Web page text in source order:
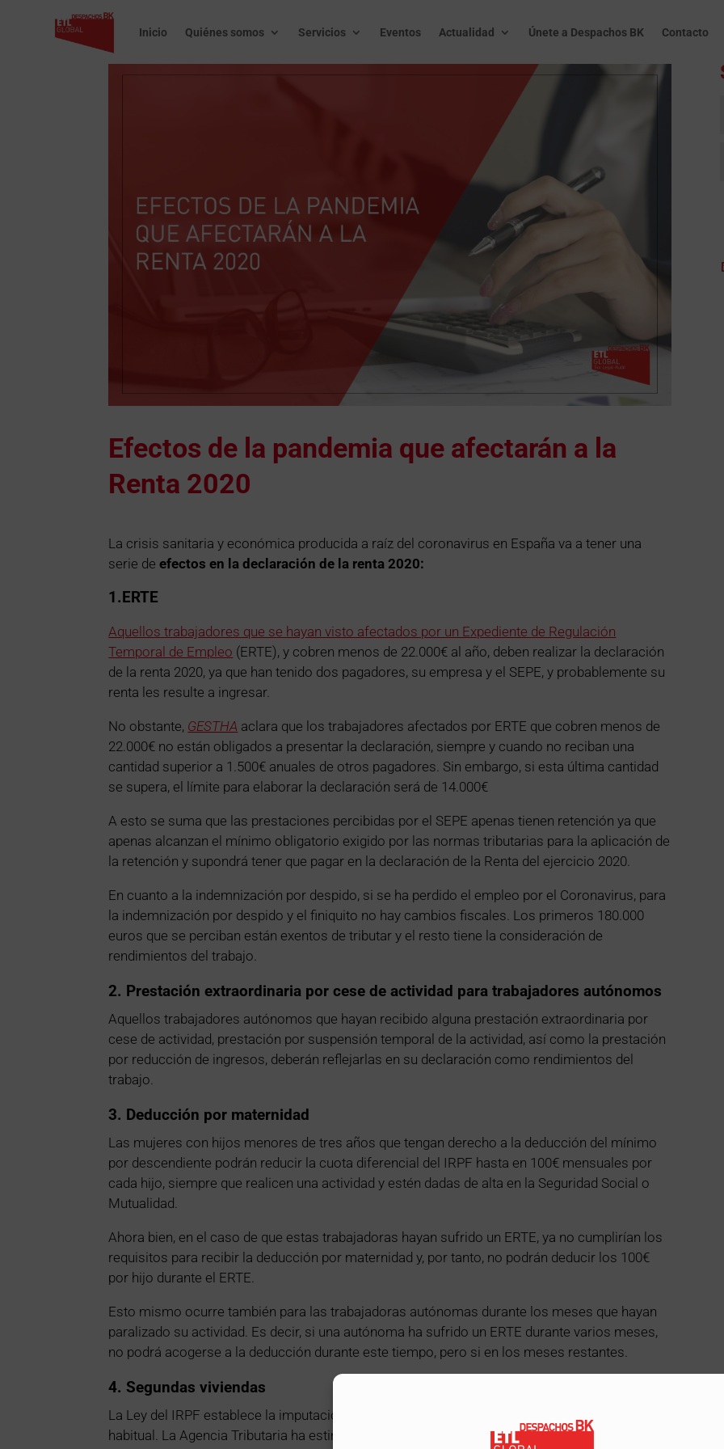
Inicio Quiénes somos Servicios Eventos Actualidad Únete a Despachos BK Contacto
Efectos de la pandemia que afectarán a la
Renta 2020
La crisis sanitaria y económica producida a raíz del coronavirus en España va a tener una
serie deefectos en la declaración de la renta 2020:
1.ERTE
Aquellos trabajadores que se hayan visto afectados por un Expediente de Regulación
Temporal de Empleo (ERTE), y cobren menos de 22.000€ al año, deben realizar la declaración
de la renta 2020, ya que han tenido dos pagadores, su empresa y el SEPE, y probablemente su
renta les resulte a ingresar.
No obstante, GESTHA aclara que los trabajadores afectados por ERTE que cobren menos de
22.000€ no están obligados a presentar la declaración, siempre y cuando no reciban una
cantidad superior a 1.500€ anuales de otros pagadores. Sin embargo, si esta última cantidad
se supera, el límite para elaborar la declaración será de 14.000€
A esto se suma que las prestaciones percibidas por el SEPE apenas tienen retención ya que
apenas alcanzan el mínimo obligatorio exigido por las normas tributarias para la aplicación de
la retención y supondrá tener que pagar en la declaración de la Renta del ejercicio 2020.
En cuanto a la indemnización por despido, si se ha perdido el empleo por el Coronavirus, para
la indemnización por despido y el finiquito no hay cambios fiscales. Los primeros 180.000
euros que se perciban están exentos de tributar y el resto tiene la consideración de
rendimientos del trabajo.
2. Prestación extraordinaria por cese de actividad para trabajadores autónomos
Aquellos trabajadores autónomos que hayan recibido alguna prestación extraordinaria por
cese de actividad, prestación por suspensión temporal de la actividad, así como la prestación
por reducción de ingresos, deberán reflejarlas en su declaración como rendimientos del
trabajo.
3. Deducción por maternidad
Las mujeres con hijos menores de tres años que tengan derecho a la deducción del mínimo
por descendiente podrán reducir la cuota diferencial del IRPF hasta en 100€ mensuales por
cada hijo, siempre que realicen una actividad y estén dadas de alta en la Seguridad Social o
Mutualidad.
Ahora bien, en el caso de que estas trabajadoras hayan sufrido un ERTE, ya no cumplirían los
requisitos para recibir la deducción por maternidad y, por tanto, no podrán deducir los 100€
por hijo durante el ERTE.
Esto mismo ocurre también para las trabajadoras autónomas durante los meses que hayan
paralizado su actividad. Es decir, si una autónoma ha sufrido un ERTE durante varios meses,
no podrá acogerse a la deducción durante este tiempo, pero si en los meses restantes.
4. Segundas viviendas
La Ley del IRPF establece la imputación de rentas inmobiliarias, excluyendo la vivienda
habitual. La Agencia Tributaria ha estimado que la imputación de rentas no se genera por la